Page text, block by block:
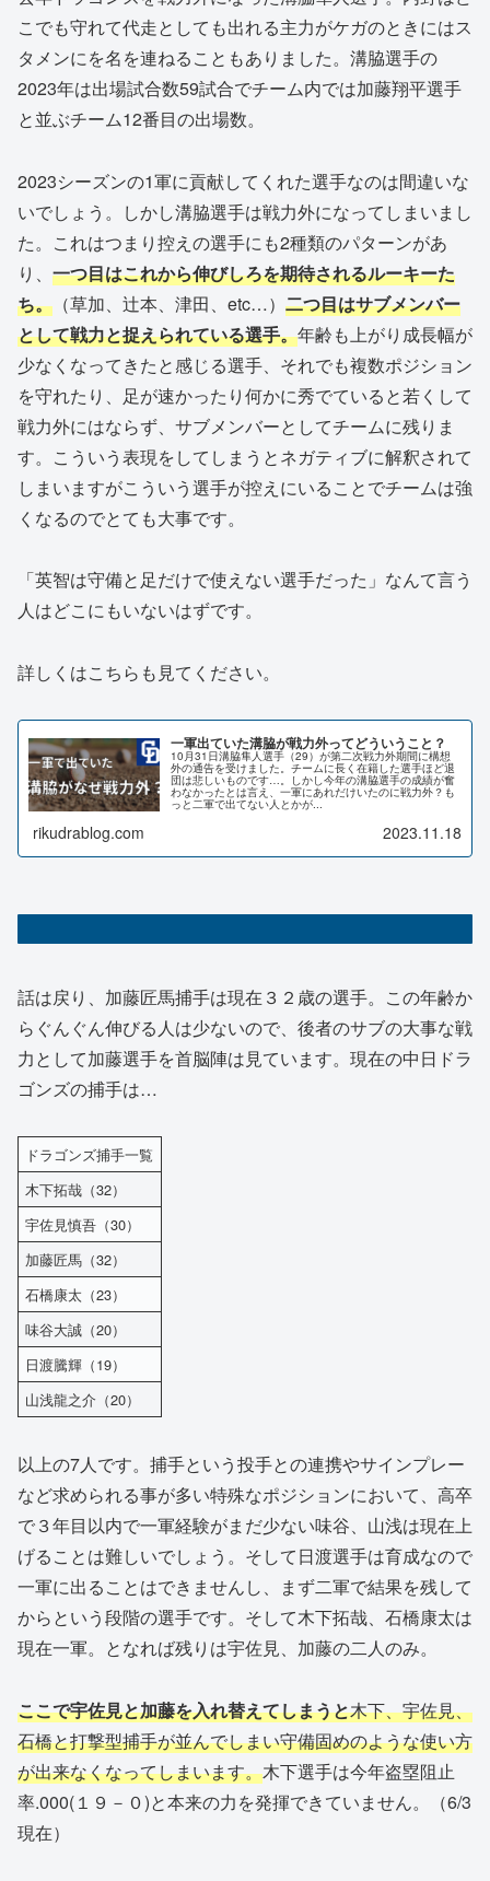
こでも守れて代走としても出れる主力がケガのときにはス
タメンにを名を連ねることもありました。溝脇選手の
2023年は出場試合数59試合でチーム内では加藤翔平選手
と並ぶチーム12番目の出場数。
2023シーズンの1軍に貢献してくれた選手なのは間違いな
いでしょう。しかし溝脇選手は戦力外になってしまいまし
た。これはつまり控えの選手にも2種類のパターンがあ
り、 一つ目はこれから伸びしろを期待されるルーキーた
ち。 （草加、辻本、津田、etc…） 二つ目はサブメンバー
として戦力と捉えられている選手。年齢も上がり成長幅が
少なくなってきたと感じる選手、それでも複数ポジション
を守れたり、足が速かったり何かに秀でていると若くして
戦力外にはならず、サブメンバーとしてチームに残りま
す。こういう表現をしてしまうとネガティブに解釈されて
しまいますがこういう選手が控えにいることでチームは強
くなるのでとても大事です。
「英智は守備と足だけで使えない選手だった」なんて言う
人はどこにもいないはずです。
詳しくはこちらも見てください。
一軍出ていた溝脇が戦力外ってどういうこと？
10月31日溝脇隼人選手（29）が第二次戦力外期間に構想
外の通告を受けました。チームに長く在籍した選手ほど退
団は悲しいものです…。しかし今年の溝脇選手の成績が奮
わなかったとは言え、一軍にあれだけいたのに戦力外？も
っと二軍で出てない人とかが...
rikudrablog.com 2023.11.18
話は戻り、加藤匠馬捕手は現在３２歳の選手。この年齢か
らぐんぐん伸びる人は少ないので、後者のサブの大事な戦
力として加藤選手を首脳陣は見ています。現在の中日ドラ
ゴンズの捕手は…
ドラゴンズ捕手一覧
木下拓哉（32）
宇佐見慎吾（30）
加藤匠馬（32）
石橋康太（23）
味谷大誠（20）
日渡騰輝（19）
山浅龍之介（20）
以上の7人です。捕手という投手との連携やサインプレー
など求められる事が多い特殊なポジションにおいて、高卒
で３年目以内で一軍経験がまだ少ない味谷、山浅は現在上
げることは難しいでしょう。そして日渡選手は育成なので
一軍に出ることはできませんし、まず二軍で結果を残して
からという段階の選手です。そして木下拓哉、石橋康太は
現在一軍。となれば残りは宇佐見、加藤の二人のみ。
ここで宇佐見と加藤を入れ替えてしまうと木下、宇佐見、
石橋と打撃型捕手が並んでしまい守備固めのような使い方
が出来なくなってしまいます。木下選手は今年盗塁阻止
率.000(１９－０)と本来の力を発揮できていません。（6/3
現在）